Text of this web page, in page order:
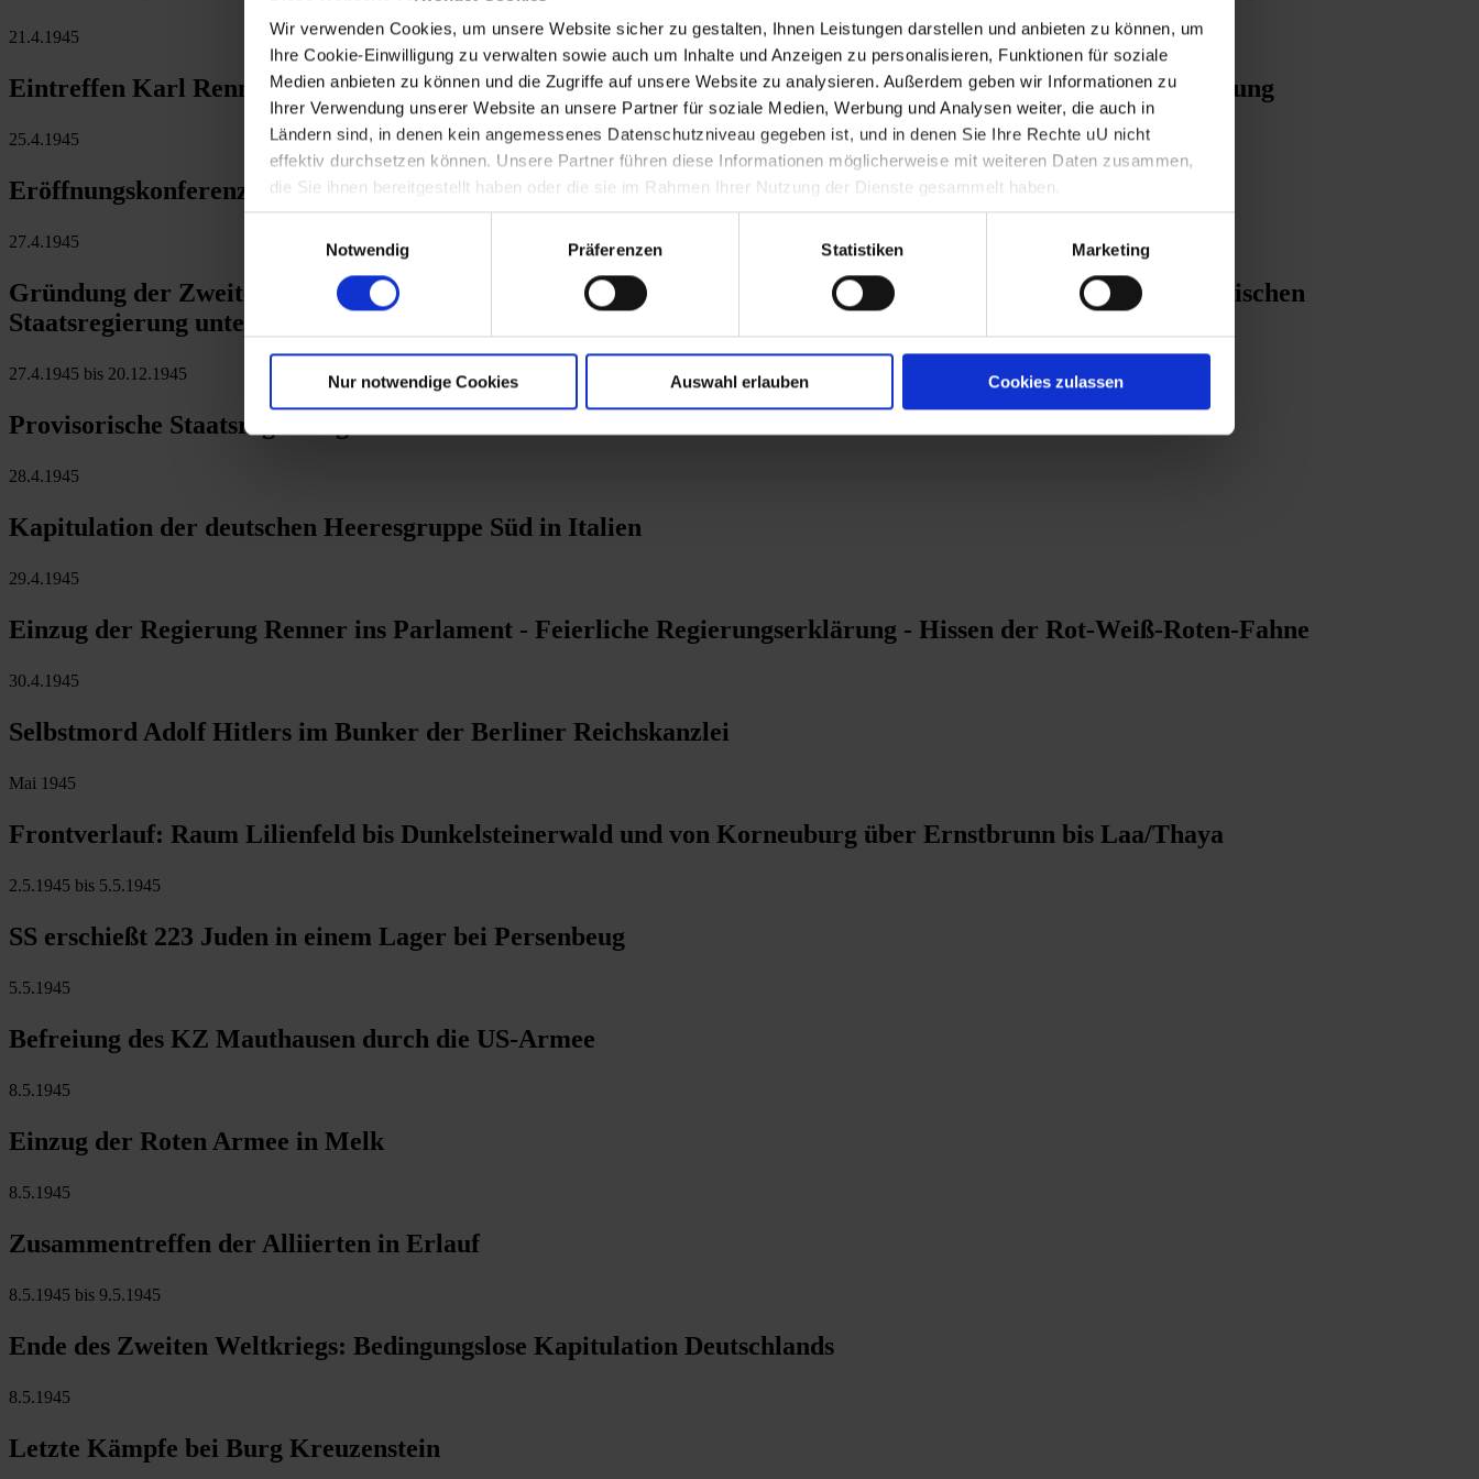
Wir verwenden Cookies, um unsere Website sicher zu gestalten, Ihnen Leistungen darstellen und anbieten zu können, um
Ihre Cookie-Einwilligung zu verwalten sowie auch um Inhalte und Anzeigen zu personalisieren, Funktionen für soziale
Medien anbieten zu können und die Zugriffe auf unsere Website zu analysieren. Außerdem geben wir Informationen zu
Ihrer Verwendung unserer Website an unsere Partner für soziale Medien, Werbung und Analysen weiter, die auch in
Ländern sind, in denen kein angemessenes Datenschutzniveau gegeben ist, und in denen Sie Ihre Rechte uU nicht
effektiv durchsetzen können. Unsere Partner führen diese Informationen möglicherweise mit weiteren Daten zusammen,
die Sie ihnen bereitgestellt haben oder die sie im Rahmen Ihrer Nutzung der Dienste gesammelt haben.
Notwendig
Präferenzen Statistiken Marketing
Nur notwendige Cookies Auswahl erlauben Cookies zulassen
21.4.1945
Eintreffen Karl Renners in Wien - Beginn der Verhandlungen zur Bildung einer Provisorischen Staatsregierung
25.4.1945
Eröffnungskonferenz der Vereinten Nationen in San Franzisco
27.4.1945
Gründung der Zweiten Republik: Wiedererrichtung der Republik Österreich und Einsetzung einer Provisorischen
Staatsregierung unter Karl Renner
27.4.1945 bis 20.12.1945
Provisorische Staatsregierung Renner
28.4.1945
Kapitulation der deutschen Heeresgruppe Süd in Italien
29.4.1945
Einzug der Regierung Renner ins Parlament - Feierliche Regierungserklärung - Hissen der Rot-Weiß-Roten-Fahne
30.4.1945
Selbstmord Adolf Hitlers im Bunker der Berliner Reichskanzlei
Mai 1945
Frontverlauf: Raum Lilienfeld bis Dunkelsteinerwald und von Korneuburg über Ernstbrunn bis Laa/Thaya
2.5.1945 bis 5.5.1945
SS erschießt 223 Juden in einem Lager bei Persenbeug
5.5.1945
Befreiung des KZ Mauthausen durch die US-Armee
8.5.1945
Einzug der Roten Armee in Melk
8.5.1945
Zusammentreffen der Alliierten in Erlauf
8.5.1945 bis 9.5.1945
Ende des Zweiten Weltkriegs: Bedingungslose Kapitulation Deutschlands
8.5.1945
Letzte Kämpfe bei Burg Kreuzenstein